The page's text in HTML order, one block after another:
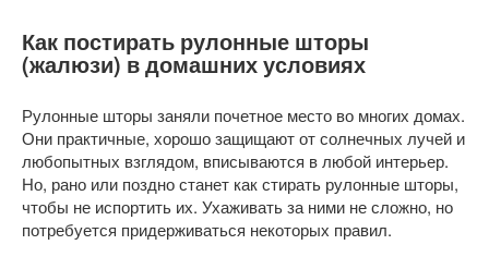
Как постирать рулонные шторы
(жалюзи) в домашних условиях
Рулонные шторы заняли почетное место во многих домах.
Они практичные, хорошо защищают от солнечных лучей и
любопытных взглядом, вписываются в любой интерьер.
Но, рано или поздно станет как стирать рулонные шторы,
чтобы не испортить их. Ухаживать за ними не сложно, но
потребуется придерживаться некоторых правил.